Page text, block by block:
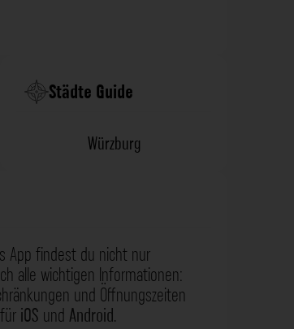
Städte Guide
Würzburg
App findest du nicht nur
alle wichtigen Informationen:
und Öffnungszeiten
füriOS undAndroid.